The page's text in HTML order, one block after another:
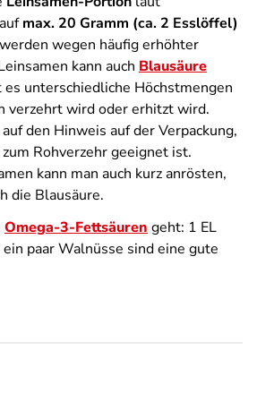
max. 20 Gramm (ca. 2 Esslöffel)
wegen häufig erhöhter
kann auch Blausäure
unterschiedliche Höchstmengen
verzehrt wird oder erhitzt wird.
den Hinweis auf der Verpackung,
Rohverzehr geeignet ist.
kann man auch kurz anrösten,
die Blausäure.
Omega-3-Fettsäuren geht: 1 EL
paar Walnüsse sind eine gute